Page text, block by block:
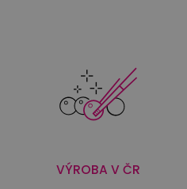
VÝROBA V ČR